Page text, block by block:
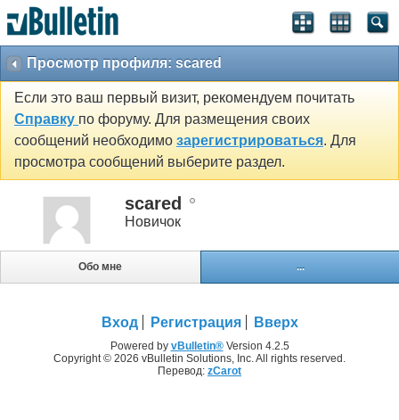
Просмотр профиля: scared
Если это ваш первый визит, рекомендуем почитать
Справку по форуму. Для размещения своих
сообщений необходимо зарегистрироваться. Для
просмотра сообщений выберите раздел.
scared
Новичок
Обо мне ...
Вход Регистрация Вверх
Powered by vBulletin®Version 4.2.5
Copyright © 2026 vBulletin Solutions, Inc. All rights reserved.
Перевод: zCarot